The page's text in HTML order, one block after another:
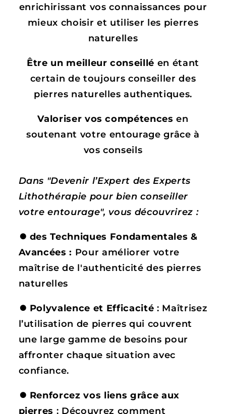
enrichirissant vos connaissances pour
mieux choisir et utiliser les pierres
naturelles
Être un meilleur conseillé en étant
certain de toujours conseiller des
pierres naturelles authentiques.
Valoriser vos compétencesen
soutenant votre entourage grâce à
vos conseils
Dans "Devenir l’Expert des Experts
Lithothérapie pour bien conseiller
votre entourage", vous découvrirez :
⏺ des Techniques Fondamentales &
Avancées : Pour améliorer votre
maîtrise de l'authenticité des pierres
naturelles
⏺ Polyvalence et Efficacité : Maîtrisez
l’utilisation de pierres qui couvrent
une large gamme de besoins pour
affronter chaque situation avec
confiance.
⏺ Renforcez vos liens grâce aux
pierres : Découvrez comment